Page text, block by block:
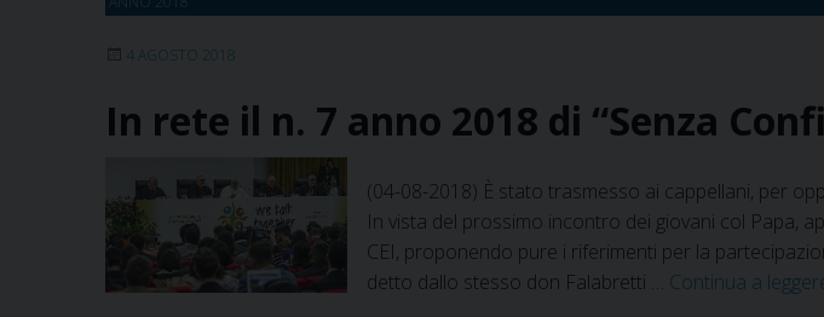
di
4 AGOSTO 2018
In rete il n. 7 anno 2018 di “Senza
(04-08-2018) È stato trasmesso ai cappellani, per
In vista del prossimo incontro dei giovani col Papa,
CEI, proponendo pure i riferimenti per la
detto dallo stesso don Falabretti … Continua a